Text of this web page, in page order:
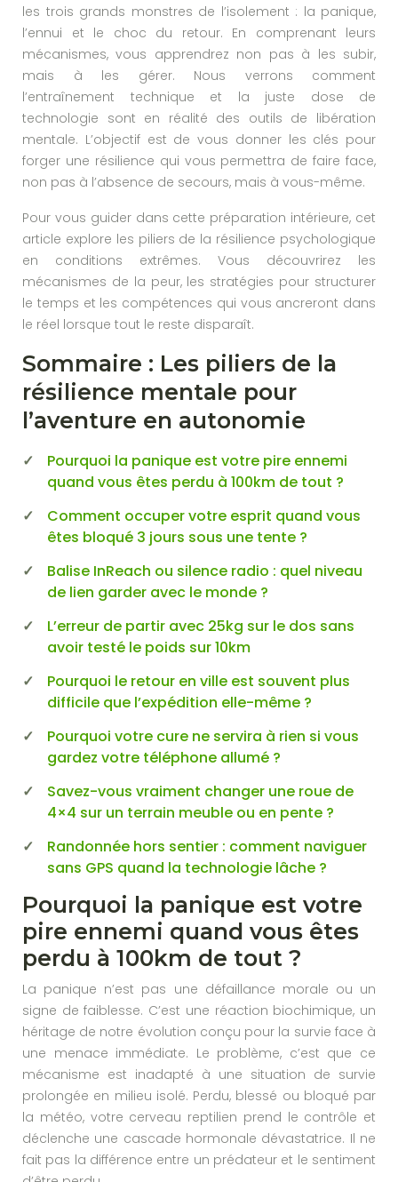
les trois grands monstres de l’isolement : la panique,
l’ennui et le choc du retour. En comprenant leurs
mécanismes, vous apprendrez non pas à les subir,
mais à les gérer. Nous verrons comment
l’entraînement technique et la juste dose de
technologie sont en réalité des outils de libération
mentale. L’objectif est de vous donner les clés pour
forger une résilience qui vous permettra de faire face,
non pas à l’absence de secours, mais à vous-même.
Pour vous guider dans cette préparation intérieure, cet
article explore les piliers de la résilience psychologique
en conditions extrêmes. Vous découvrirez les
mécanismes de la peur, les stratégies pour structurer
le temps et les compétences qui vous ancreront dans
le réel lorsque tout le reste disparaît.
Sommaire : Les piliers de la
résilience mentale pour
l’aventure en autonomie
Pourquoi la panique est votre pire ennemi
quand vous êtes perdu à 100km de tout ?
Comment occuper votre esprit quand vous
êtes bloqué 3 jours sous une tente ?
Balise InReach ou silence radio : quel niveau
de lien garder avec le monde ?
L’erreur de partir avec 25kg sur le dos sans
avoir testé le poids sur 10km
Pourquoi le retour en ville est souvent plus
difficile que l’expédition elle-même ?
Pourquoi votre cure ne servira à rien si vous
gardez votre téléphone allumé ?
Savez-vous vraiment changer une roue de
4×4 sur un terrain meuble ou en pente ?
Randonnée hors sentier : comment naviguer
sans GPS quand la technologie lâche ?
Pourquoi la panique est votre
pire ennemi quand vous êtes
perdu à 100km de tout ?
La panique n’est pas une défaillance morale ou un
signe de faiblesse. C’est une réaction biochimique, un
héritage de notre évolution conçu pour la survie face à
une menace immédiate. Le problème, c’est que ce
mécanisme est inadapté à une situation de survie
prolongée en milieu isolé. Perdu, blessé ou bloqué par
la météo, votre cerveau reptilien prend le contrôle et
déclenche une cascade hormonale dévastatrice. Il ne
fait pas la différence entre un prédateur et le sentiment